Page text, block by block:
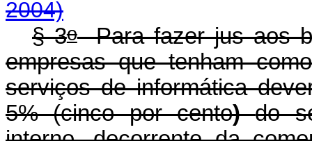
2004)
§ 3oPara fazer jus aos
empresas que tenham
serviços de informática
5% (cinco por cento)do